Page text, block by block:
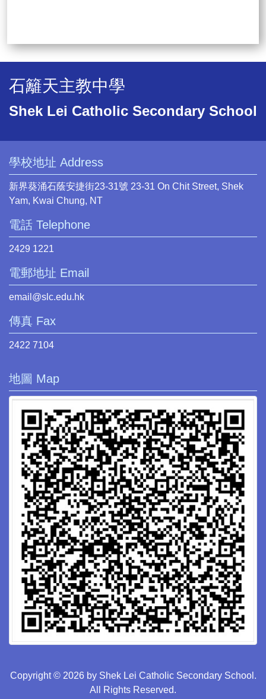
石籬天主教中學
Shek Lei Catholic Secondary School
學校地址 Address
新界葵涌石蔭安捷街23-31號 23-31 On Chit Street, Shek
Yam, Kwai Chung, NT
電話 Telephone
2429 1221
電郵地址 Email
email@slc.edu.hk
傳真 Fax
2422 7104
地圖 Map
Copyright © 2026 by Shek Lei Catholic Secondary School.
All Rights Reserved.